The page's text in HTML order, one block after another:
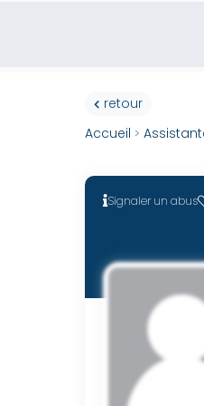
retour
Accueil >
Signaler un abus